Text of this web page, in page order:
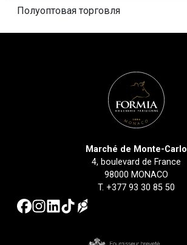
Полуоптовая торговля
Marché de Monte-Carlo
4, boulevard de France
98000 MONACO
T. +377 93 30 85 50